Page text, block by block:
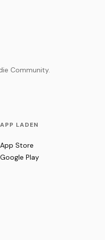
Community.
APP LADEN
App Store
Google Play